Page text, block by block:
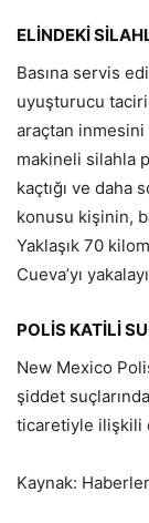
ELİNDEKİ
Basına servis
uyuşturucu taciri
araçtan
makineli silahla
kaçtığı ve daha
konusu kişinin,
Yaklaşık 70
Cueva’yı
POLİS KATİLİ
New Mexico
şiddet
ticaretiyle ilişkili
Kaynak: